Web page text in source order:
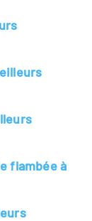
flambée à